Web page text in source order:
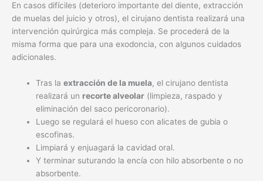
En casos difíciles (deterioro importante del diente, extracción
de muelas del juicio y otros), el cirujano dentista realizará una
intervención quirúrgica más compleja. Se procederá de la
misma forma que para una exodoncia, con algunos cuidados
adicionales.
Tras laextracción de la muela, el cirujano dentista
realizará un recorte alveolar (limpieza, raspado y
eliminación del saco pericoronario).
Luego se regulará el hueso con alicates de gubia o
escofinas.
Limpiará y enjuagará la cavidad oral.
Y terminar suturando la encía con hilo absorbente o no
absorbente.